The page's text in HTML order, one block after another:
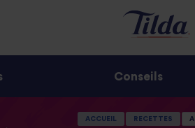
Conseils
ACCUEIL RECETTES